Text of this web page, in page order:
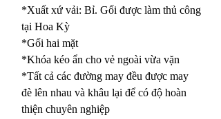
*Xuất xứ vải: Bỉ. Gối được làm thủ công
tại Hoa Kỳ
*Gối hai mặt
*Khóa kéo ẩn cho vẻ ngoài vừa vặn
*Tất cả các đường may đều được may
đè lên nhau và khâu lại để có độ hoàn
thiện chuyên nghiệp